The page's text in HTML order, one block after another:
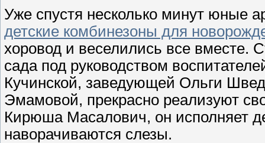
Уже спустя несколько минут юные
детские комбинезоны для
хоровод и веселились все вместе.
сада под руководством
Кучинской, заведующей Ольги
Эмамовой, прекрасно реализуют
Кирюша Масалович, он исполняет
наворачиваются слезы.